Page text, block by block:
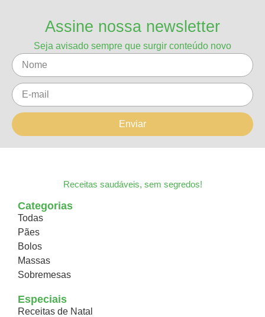
Assine nossa newsletter
Seja avisado sempre que surgir conteúdo novo
Enviar
Receitas saudáveis, sem segredos!
Categorias
Todas
Pães
Bolos
Massas
Sobremesas
Especiais
Receitas de Natal